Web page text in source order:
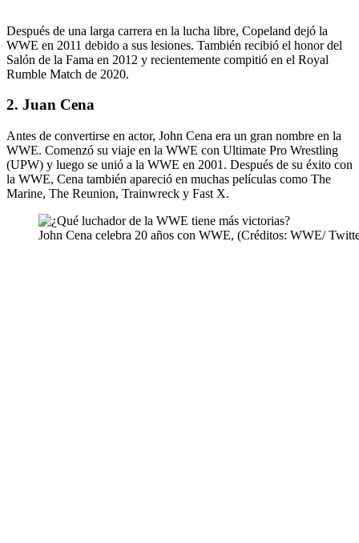
Después de una larga carrera en la lucha libre, Copeland dejó la
WWE en 2011 debido a sus lesiones. También recibió el honor del
Salón de la Fama en 2012 y recientemente compitió en el Royal
Rumble Match de 2020.
2. Juan Cena
Antes de convertirse en actor, John Cena era un gran nombre en la
WWE. Comenzó su viaje en la WWE con Ultimate Pro Wrestling
(UPW) y luego se unió a la WWE en 2001. Después de su éxito con
la WWE, Cena también apareció en muchas películas como The
Marine, The Reunion, Trainwreck y Fast X.
John Cena celebra 20 años con WWE, (Créditos: WWE/